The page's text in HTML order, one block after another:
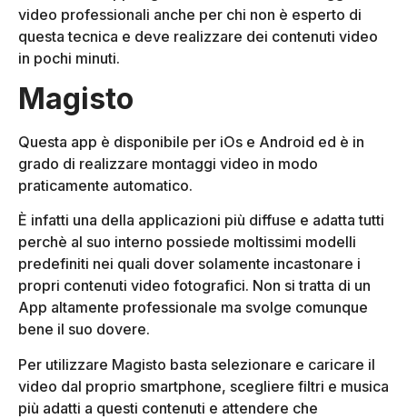
video professionali anche per chi non è esperto di
questa tecnica e deve realizzare dei contenuti video
in pochi minuti.
Magisto
Questa app è disponibile per iOs e Android ed è in
grado di realizzare montaggi video in modo
praticamente automatico.
È infatti una della applicazioni più diffuse e adatta tutti
perchè al suo interno possiede moltissimi modelli
predefiniti nei quali dover solamente incastonare i
propri contenuti video fotografici. Non si tratta di un
App altamente professionale ma svolge comunque
bene il suo dovere.
Per utilizzare Magisto basta selezionare e caricare il
video dal proprio smartphone, scegliere filtri e musica
più adatti a questi contenuti e attendere che